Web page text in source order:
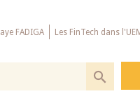
FADIGA Les FinTech dans